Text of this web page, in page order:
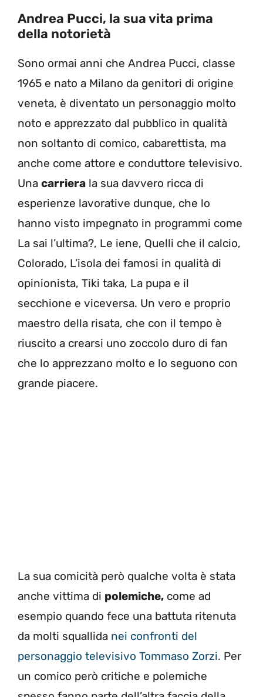
Andrea Pucci, la sua vita prima
della notorietà
Sono ormai anni che Andrea Pucci, classe
1965 e nato a Milano da genitori di origine
veneta, è diventato un personaggio molto
noto e apprezzato dal pubblico in qualità
non soltanto di comico, cabarettista, ma
anche come attore e conduttore televisivo.
Una carriera la sua davvero ricca di
esperienze lavorative dunque, che lo
hanno visto impegnato in programmi come
La sai l’ultima?, Le iene, Quelli che il calcio,
Colorado, L’isola dei famosi in qualità di
opinionista, Tiki taka, La pupa e il
secchione e viceversa. Un vero e proprio
maestro della risata, che con il tempo è
riuscito a crearsi uno zoccolo duro di fan
che lo apprezzano molto e lo seguono con
grande piacere.
La sua comicità però qualche volta è stata
anche vittima di polemiche, come ad
esempio quando fece una battuta ritenuta
da molti squallida nei confronti del
personaggio televisivo Tommaso Zorzi. Per
un comico però critiche e polemiche